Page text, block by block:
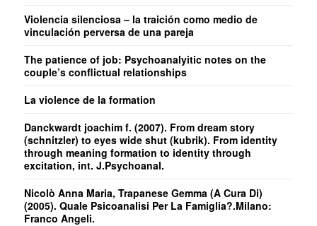
Violencia silenciosa – la traición como medio de
vinculación perversa de una pareja
The patience of job: Psychoanalyitic notes on the
couple’s conflictual relationships
La violence de la formation
Danckwardt joachim f. (2007). From dream story
(schnitzler) to eyes wide shut (kubrik). From identity
through meaning formation to identity through
excitation, int. J.Psychoanal.
Nicolò Anna Maria, Trapanese Gemma (A Cura Di)
(2005). Quale Psicoanalisi Per La Famiglia?.Milano:
Franco Angeli.